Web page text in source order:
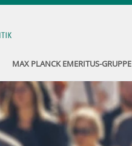
MAX PLANCK EMERITUS-GRUPPE